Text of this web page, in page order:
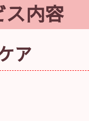
ス内容
ア